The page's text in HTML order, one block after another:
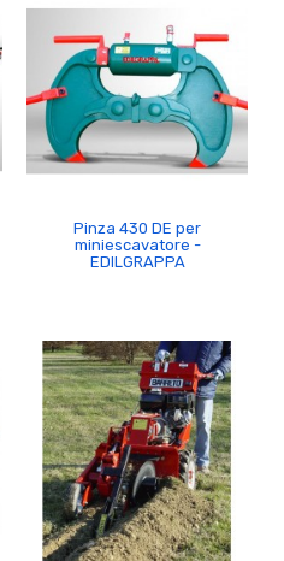
Pinza 430 DE per
miniescavatore -
EDILGRAPPA